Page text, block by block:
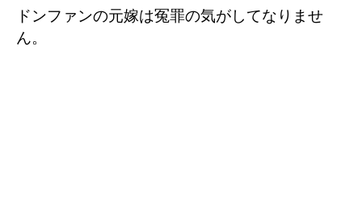
ドンファンの元嫁は冤罪の気がしてなりませ
ん。